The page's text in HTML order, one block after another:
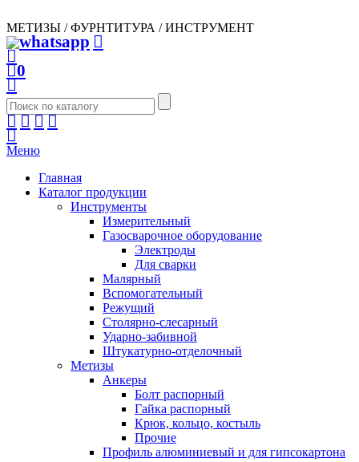
МЕТИЗЫ / ФУРНТИТУРА / ИНСТРУМЕНТ
0
Меню
Главная
Каталог продукции
Инструменты
Измерительный
Газосварочное оборудование
Электроды
Для сварки
Малярный
Вспомогательный
Режущий
Столярно-слесарный
Ударно-забивной
Штукатурно-отделочный
Метизы
Анкеры
Болт распорный
Гайка распорный
Крюк, кольцо, костыль
Прочие
Профиль алюминиевый и для гипсокартона